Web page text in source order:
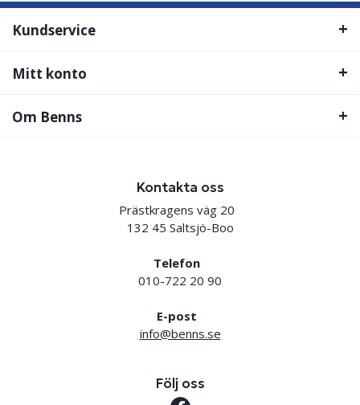
Kundservice
Mitt konto
Om Benns
Kontakta oss
Prästkragens väg 20
132 45 Saltsjö-Boo
Telefon
010-722 20 90
E-post
info@benns.se
Följ oss